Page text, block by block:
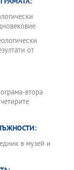
от
втора
в музей и